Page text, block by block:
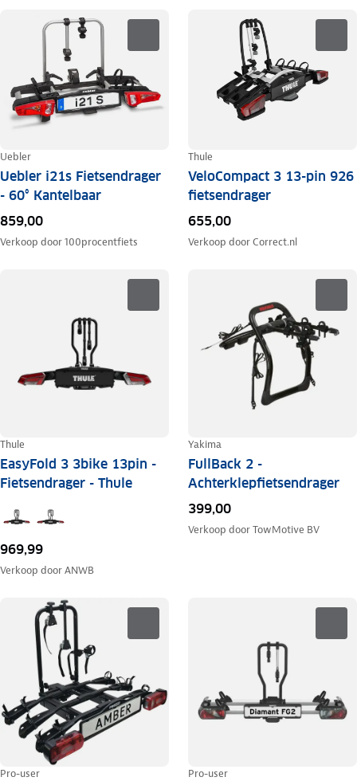
Uebler
Uebler i21s Fietsendrager
- 60° Kantelbaar
859,00
Verkoop door100procentfiets
Thule
VeloCompact 3 13-pin 926
fietsendrager
655,00
Verkoop doorCorrect.nl
Thule
EasyFold 3 3bike 13pin -
Fietsendrager - Thule
969,99
Verkoop doorANWB
Yakima
FullBack 2 -
Achterklepfietsendrager
399,00
Verkoop doorTowMotive BV
Pro-user Pro-user